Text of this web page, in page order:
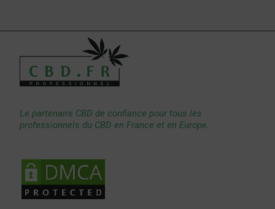
Le partenaire CBD de confiance pour tous les
professionnels du CBD en France et en Europe.